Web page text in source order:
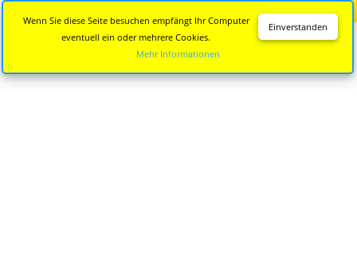
Einverstanden
Wenn Sie diese Seite besuchen empfängt Ihr Computer
eventuell ein oder mehrere Cookies.
Mehr Informationen